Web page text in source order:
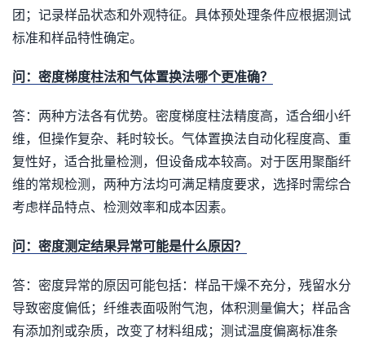
团；记录样品状态和外观特征。具体预处理条件应根据测试
标准和样品特性确定。
问：密度梯度柱法和气体置换法哪个更准确？
答：两种方法各有优势。密度梯度柱法精度高，适合细小纤
维，但操作复杂、耗时较长。气体置换法自动化程度高、重
复性好，适合批量检测，但设备成本较高。对于医用聚酯纤
维的常规检测，两种方法均可满足精度要求，选择时需综合
考虑样品特点、检测效率和成本因素。
问：密度测定结果异常可能是什么原因？
答：密度异常的原因可能包括：样品干燥不充分，残留水分
导致密度偏低；纤维表面吸附气泡，体积测量偏大；样品含
有添加剂或杂质，改变了材料组成；测试温度偏离标准条